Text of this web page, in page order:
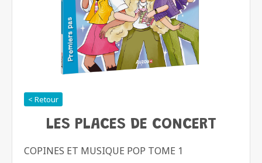
< Retour
LES PLACES DE CONCERT
COPINES ET MUSIQUE POP TOME 1